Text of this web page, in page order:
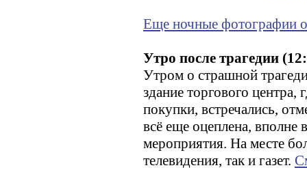
Еще ночные фотографии
Утро после трагедии
Утром о страшной
здание торгового центра,
покупки, встречались,
всё еще оцеплена, вполне
мероприятия. На месте
телевидения, так и газет.